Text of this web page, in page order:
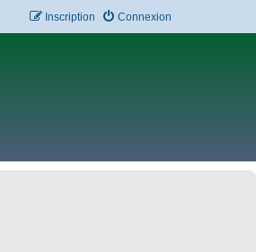
Connexion
Inscription